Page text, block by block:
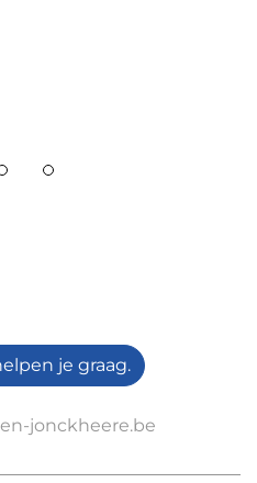
je graag.
jonckheere.be